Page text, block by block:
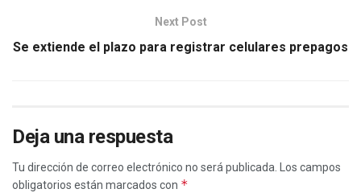
Next Post
Se extiende el plazo para registrar celulares prepagos
Deja una respuesta
Tu dirección de correo electrónico no será publicada.
Los campos
obligatorios están marcados con *